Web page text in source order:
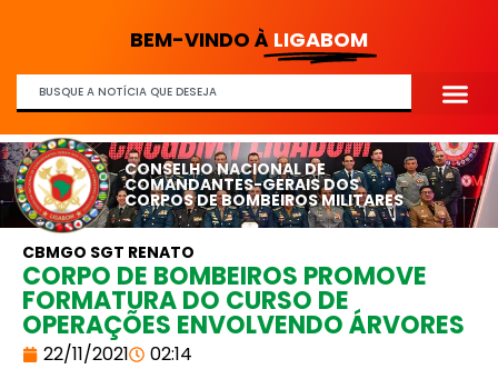
BEM-VINDO À LIGABOM
CONSELHO NACIONAL DE
COMANDANTES-GERAIS DOS
CORPOS DE BOMBEIROS MILITARES
CBMGO SGT RENATO
CORPO DE BOMBEIROS PROMOVE
FORMATURA DO CURSO DE
OPERAÇÕES ENVOLVENDO ÁRVORES
22/11/2021 02:14